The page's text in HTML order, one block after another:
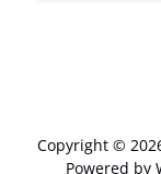
Copyright ©
Powered by